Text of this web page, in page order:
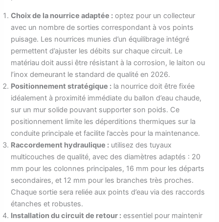
Choix de la nourrice adaptée : optez pour un collecteur
avec un nombre de sorties correspondant à vos points
puisage. Les nourrices munies d’un équilibrage intégré
permettent d’ajuster les débits sur chaque circuit. Le
matériau doit aussi être résistant à la corrosion, le laiton ou
l’inox demeurant le standard de qualité en 2026.
Positionnement stratégique : la nourrice doit être fixée
idéalement à proximité immédiate du ballon d’eau chaude,
sur un mur solide pouvant supporter son poids. Ce
positionnement limite les déperditions thermiques sur la
conduite principale et facilite l’accès pour la maintenance.
Raccordement hydraulique : utilisez des tuyaux
multicouches de qualité, avec des diamètres adaptés : 20
mm pour les colonnes principales, 16 mm pour les départs
secondaires, et 12 mm pour les branches très proches.
Chaque sortie sera reliée aux points d’eau via des raccords
étanches et robustes.
Installation du circuit de retour : essentiel pour maintenir